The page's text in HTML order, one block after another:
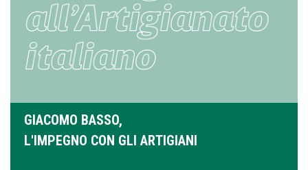
GIACOMO BASSO,
L'IMPEGNO CON GLI ARTIGIANI